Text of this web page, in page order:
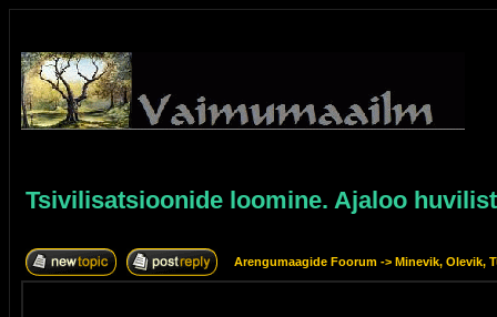
Tsivilisatsioonide loomine. Ajaloo
Arengumaagide Foorum -> Minevik, Olevik,